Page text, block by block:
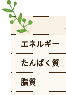
エネルギー
たんぱく質
脂質